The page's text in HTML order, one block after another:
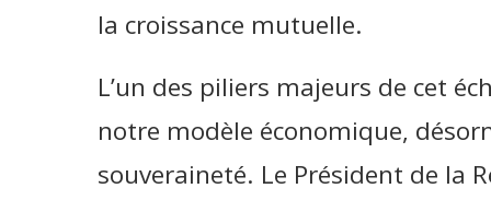
la croissance mutuelle.
L’un des piliers majeurs de cet
notre modèle économique,
souveraineté. Le Président de la